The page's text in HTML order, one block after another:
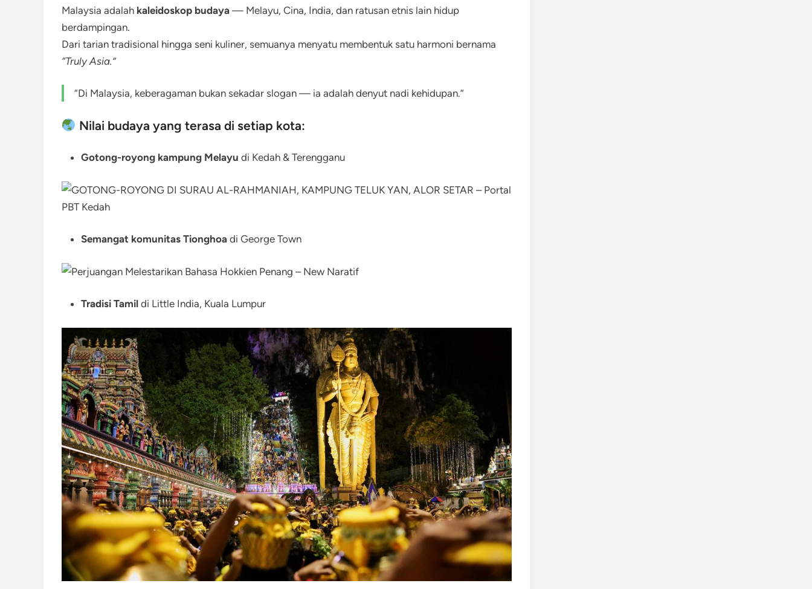
Malaysia adalah kaleidoskop budaya — Melayu, Cina, India, dan ratusan etnis lain hidup
berdampingan.
Dari tarian tradisional hingga seni kuliner, semuanya menyatu membentuk satu harmoni bernama
“Truly Asia.”
“Di Malaysia, keberagaman bukan sekadar slogan — ia adalah denyut nadi kehidupan.”
Nilai budaya yang terasa di setiap kota:
Gotong-royong kampung Melayu di Kedah & Terengganu
Semangat komunitas Tionghoa di George Town
Tradisi Tamil di Little India, Kuala Lumpur